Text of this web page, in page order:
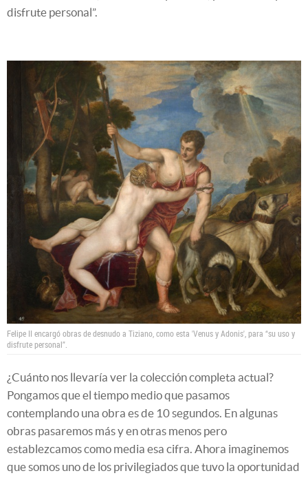
disfrute personal”.
Felipe II encargó obras de desnudo a Tiziano, como esta 'Venus y Adonis', para “su uso y
disfrute personal”.
¿Cuánto nos llevaría ver la colección completa actual?
Pongamos que el tiempo medio que pasamos
contemplando una obra es de 10 segundos. En algunas
obras pasaremos más y en otras menos pero
establezcamos como media esa cifra. Ahora imaginemos
que somos uno de los privilegiados que tuvo la oportunidad